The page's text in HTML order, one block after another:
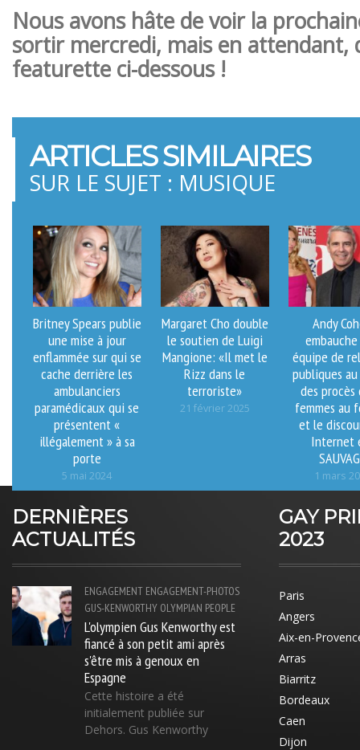
Nous avons hâte de voir la
sortir mercredi, mais en attendant,
featurette ci-dessous !
ARTICLES SIMILAIRES
SUR LE SUJET : MUSIQUE
Britney Spears publie
une mise à jour
enflammée sur qui se
cache derrière les
ambulanciers
paramédicaux qui se
présentent «
illégalement » à sa
porte
5 mai 2024
Margaret Cho double
le soutien de Luigi
Mangione: «Il met le
Rizz dans le
terroriste»
21 février 2025
Andy
équipe de
publiques
des procès
femmes au
et le
Internet
1 mars
DERNIÈRES
ACTUALITÉS
ENGAGEMENT ENGAGEMENT-PHOTOS
GUS-KENWORTHY OLYMPIAN PEOPLE
L'olympien Gus Kenworthy est
fiancé à son petit ami après
s'être mis à genoux en
Espagne
Cette histoire a été
initialement publiée sur
Dehors. Gus Kenworthy
GAY
2023
Paris
Angers
Aix-en-
Arras
Biarritz
Bordeaux
Caen
Dijon